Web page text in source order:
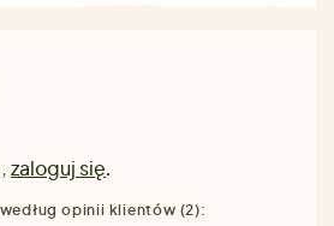
zaloguj się.
opinii klientów (2):